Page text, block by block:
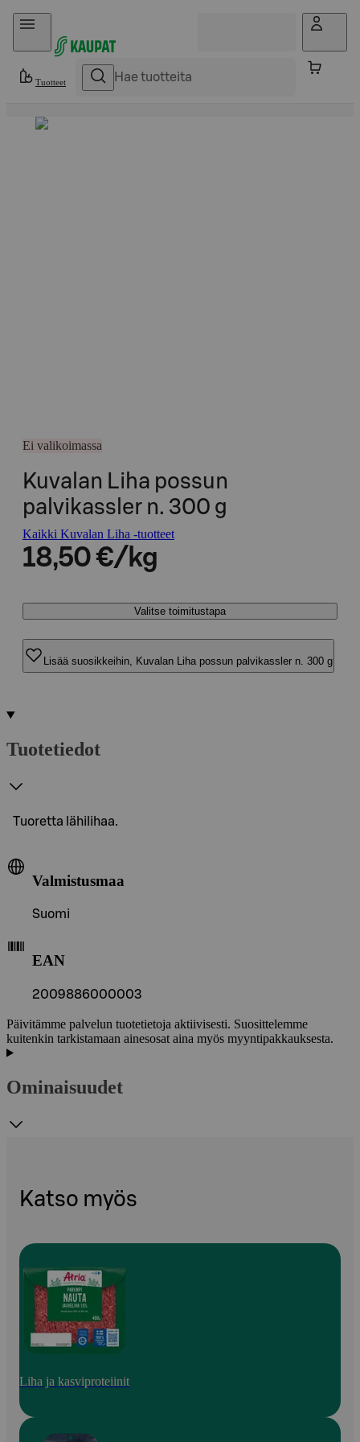
Hyppää sisältöön
Tuotteet
Ei valikoimassa
Kuvalan Liha possun
palvikassler n. 300 g
Kaikki Kuvalan Liha -tuotteet
18,50 €/kg
Valitse toimitustapa
Lisää suosikkeihin, Kuvalan Liha possun palvikassler n. 300 g
Tuotetiedot
Tuoretta lähilihaa.
Valmistusmaa
Suomi
EAN
2009886000003
Päivitämme palvelun tuotetietoja aktiivisesti. Suosittelemme
kuitenkin tarkistamaan ainesosat aina myös myyntipakkauksesta.
Ominaisuudet
Katso myös
Liha ja kasviproteiinit